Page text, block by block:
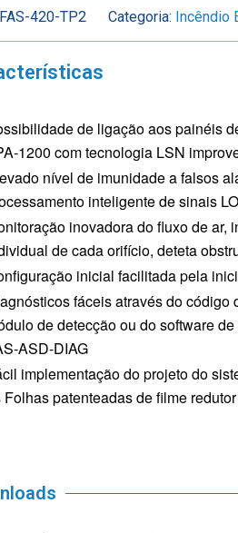
FAS-420-TP2 Categoria: Incêndio
de ligação aos painéis
com tecnologia LSN
nível de imunidade a falsos
inteligente de sinais
inovadora do fluxo de ar,
de cada orifício, deteta
inicial facilitada pela
fáceis através do código
de detecção ou do software
implementação do projeto do
Folhas patenteadas de filme